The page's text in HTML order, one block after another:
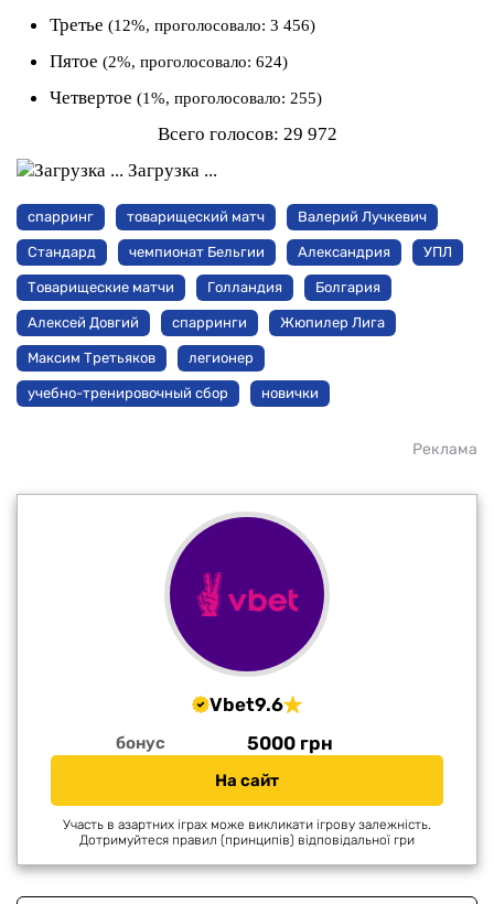
Третье (12%, проголосовало: 3 456)
Пятое (2%, проголосовало: 624)
Четвертое (1%, проголосовало: 255)
Всего голосов: 29 972
Загрузка ...
спарринг товарищеский матч Валерий Лучкевич
Стандард чемпионат Бельгии Александрия УПЛ
Товарищеские матчи Голландия Болгария
Алексей Довгий спарринги Жюпилер Лига
Максим Третьяков легионер
учебно-тренировочный сбор новички
Реклама
Vbet9.6
бонус 5000 грн
На сайт
Участь в азартних іграх може викликати ігрову залежність.
Дотримуйтеся правил (принципів) відповідальної гри